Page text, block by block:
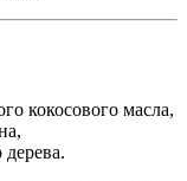
кокосового масла,